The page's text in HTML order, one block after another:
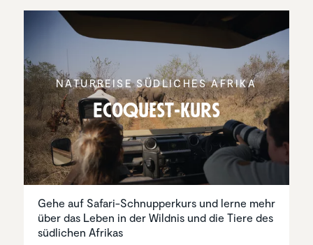
NATUR­REISE SÜDLICHES AFRIKA
EcoQuest-Kurs
Gehe auf Safari-Schnupperkurs und lerne mehr
über das Leben in der Wildnis und die Tiere des
südlichen Afrikas